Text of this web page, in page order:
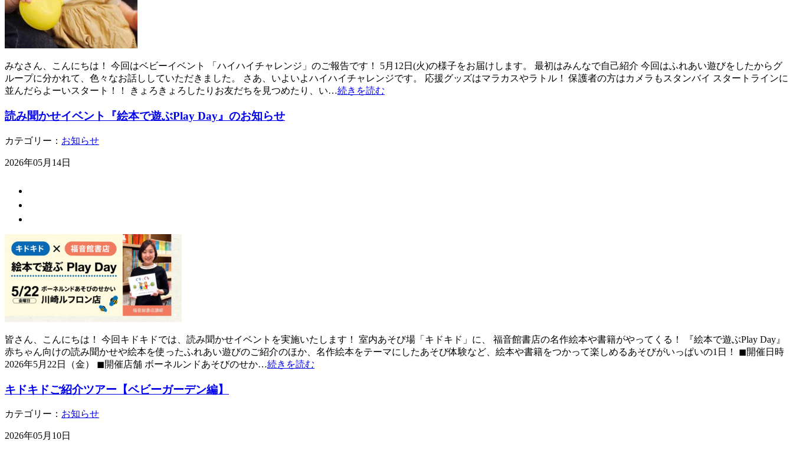
みなさん、こんにちは！ 今回はベビーイベント 「ハイハイチャレンジ」のご報告です！ 5月12日(火)の様子をお届けします。 最初はみんなで自己紹介 今回はふれあい遊びをしたからグ
ループに分かれて、色々なお話ししていただきました。 さあ、いよいよハイハイチャレンジです。 応援グッズはマラカスやラトル！ 保護者の方はカメラもスタンバイ スタートラインに
並んだらよーいスタート！！ きょろきょろしたりお友だちを見つめたり、い…続きを読む
読み聞かせイベント『絵本で遊ぶPlay Day』のお知らせ
カテゴリー： お知らせ
2026年05月14日
皆さん、こんにちは！ 今回キドキドでは、読み聞かせイベントを実施いたします！ 室内あそび場「キドキド」に、 福音館書店の名作絵本や書籍がやってくる！ 『絵本で遊ぶPlay Day』
赤ちゃん向けの読み聞かせや絵本を使ったふれあい遊びのご紹介のほか、名作絵本をテーマにしたあそび体験など、絵本や書籍をつかって楽しめるあそびがいっぱいの1日！ ◼︎開催日時
2026年5月22日（金） ◼︎開催店舗 ボーネルンドあそびのせか…続きを読む
キドキドご紹介ツアー【ベビーガーデン編】
カテゴリー： お知らせ
2026年05月10日